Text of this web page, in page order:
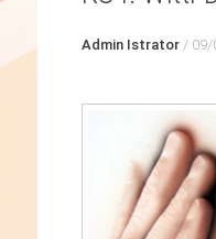
Admin Istrator/ 09/